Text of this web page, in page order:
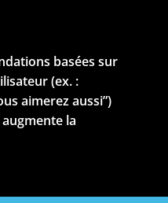
basées sur
(ex. :
aimerez aussi”)
la